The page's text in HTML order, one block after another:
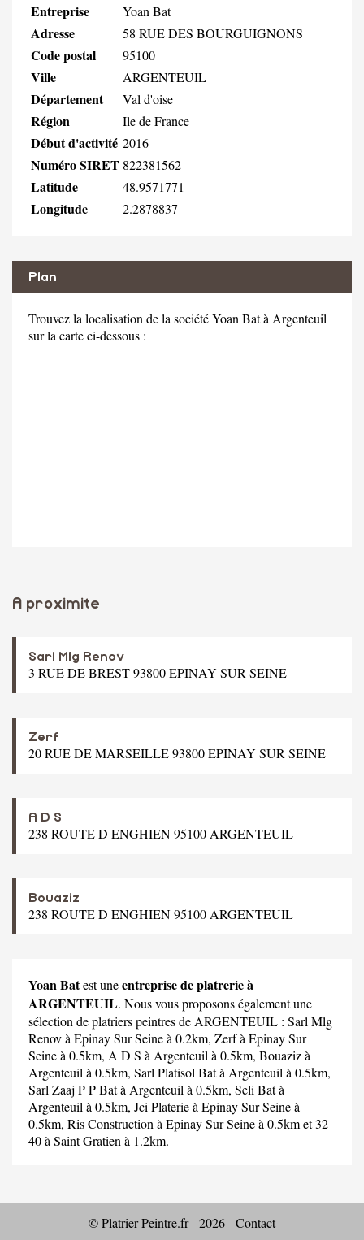
Entreprise Yoan Bat
Adresse 58 RUE DES BOURGUIGNONS
Code postal 95100
Ville ARGENTEUIL
Département Val d'oise
Région Ile de France
Début d'activité 2016
Numéro SIRET 822381562
Latitude 48.9571771
Longitude 2.2878837
Plan
Trouvez la localisation de la société Yoan Bat à Argenteuil
sur la carte ci-dessous :
A proximite
Sarl Mlg Renov
3 RUE DE BREST 93800 EPINAY SUR SEINE
Zerf
20 RUE DE MARSEILLE 93800 EPINAY SUR SEINE
A D S
238 ROUTE D ENGHIEN 95100 ARGENTEUIL
Bouaziz
238 ROUTE D ENGHIEN 95100 ARGENTEUIL
Yoan Batest uneentreprise de platrerie à
ARGENTEUIL. Nous vous proposons également une
sélection de platriers peintres de ARGENTEUIL : Sarl Mlg
Renovà Epinay Sur Seine à 0.2km, Zerfà Epinay Sur
Seine à 0.5km, A D S à Argenteuil à 0.5km, Bouazizà
Argenteuil à 0.5km, Sarl Platisol Batà Argenteuil à 0.5km,
Sarl Zaaj P P Batà Argenteuil à 0.5km, Seli Batà
Argenteuil à 0.5km, Jci Platerieà Epinay Sur Seine à
0.5km, Ris Construction à Epinay Sur Seine à 0.5km et32
40à Saint Gratien à 1.2km.
© Platrier-Peintre.fr - 2026 -Contact